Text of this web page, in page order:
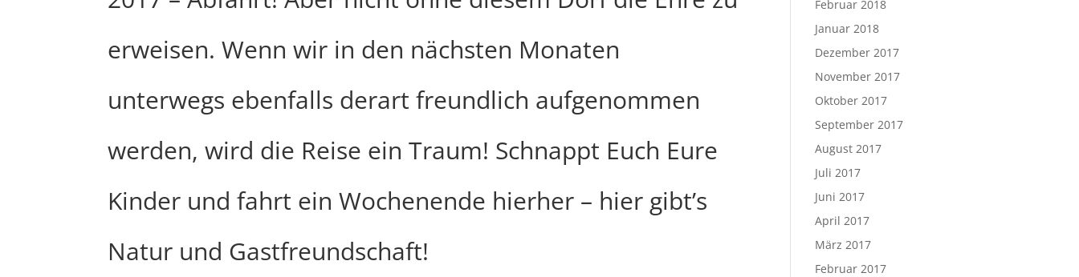
erweisen. Wenn wir in den nächsten Monaten
unterwegs ebenfalls derart freundlich aufgenommen
werden, wird die Reise ein Traum! Schnappt Euch Eure
Kinder und fahrt ein Wochenende hierher – hier gibt’s
Natur und Gastfreundschaft!
Februar 2018
Januar 2018
Dezember 2017
November 2017
Oktober 2017
September 2017
August 2017
Juli 2017
Juni 2017
April 2017
März 2017
Februar 2017